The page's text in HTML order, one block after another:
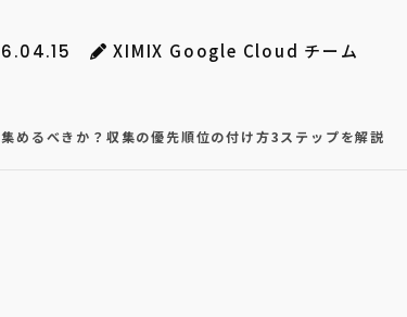
XIMIX Google Cloud チーム
集めるべきか？収集の優先順位の付け方3ステップを解説